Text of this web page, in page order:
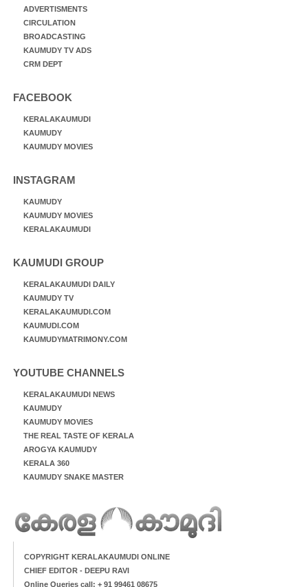
ADVERTISMENTS
CIRCULATION
BROADCASTING
KAUMUDY TV ADS
CRM DEPT
FACEBOOK
KERALAKAUMUDI
KAUMUDY
KAUMUDY MOVIES
INSTAGRAM
KAUMUDY
KAUMUDY MOVIES
KERALAKAUMUDI
KAUMUDI GROUP
KERALAKAUMUDI DAILY
KAUMUDY TV
KERALAKAUMUDI.COM
KAUMUDI.COM
KAUMUDYMATRIMONY.COM
YOUTUBE CHANNELS
KERALAKAUMUDI NEWS
KAUMUDY
KAUMUDY MOVIES
THE REAL TASTE OF KERALA
AROGYA KAUMUDY
KERALA 360
KAUMUDY SNAKE MASTER
COPYRIGHT KERALAKAUMUDI ONLINE
CHIEF EDITOR - DEEPU RAVI
Online Queries call: + 91 99461 08675